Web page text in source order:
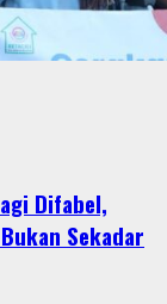
Difabel,
Sekadar